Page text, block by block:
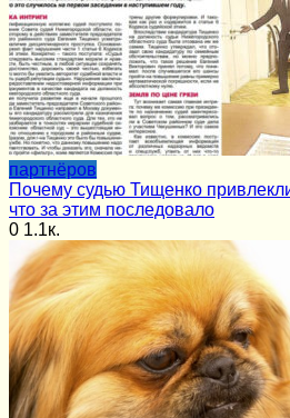
партнёров
Почему судью Тищенко
что за этим последовало
0 1.1к.